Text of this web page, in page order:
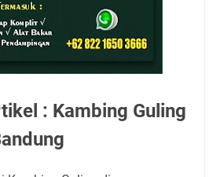
: Kambing Guling